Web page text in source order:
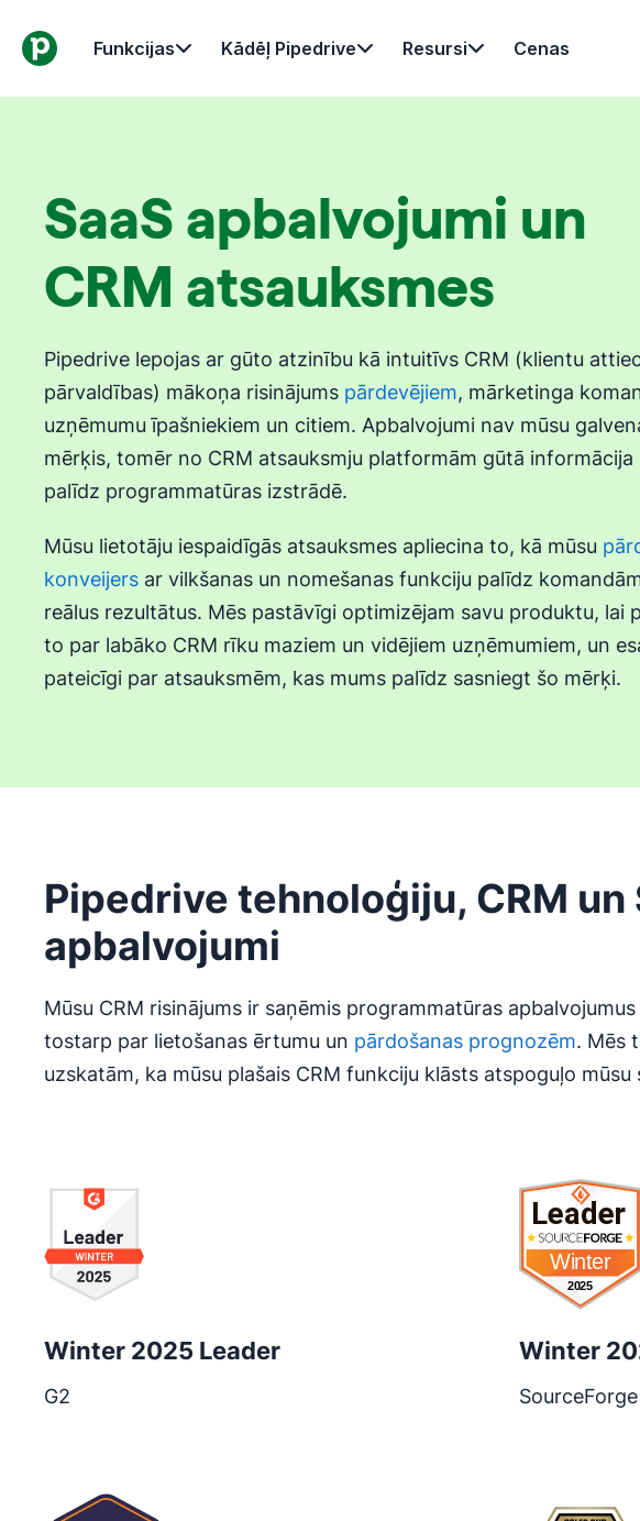
Funkcijas Kādēļ Pipedrive Resursi Cenas
SaaS apbalvojumi un
CRM atsauksmes
Pipedrive lepojas ar gūto atzinību kā intuitīvs CRM (klientu
pārvaldības) mākoņa risinājums pārdevējiem, mārketinga
uzņēmumu īpašniekiem un citiem. Apbalvojumi nav mūsu
mērķis, tomēr no CRM atsauksmju platformām gūtā informācija
palīdz programmatūras izstrādē.
Mūsu lietotāju iespaidīgās atsauksmes apliecina to, kā mūsu
konveijers ar vilkšanas un nomešanas funkciju palīdz
reālus rezultātus. Mēs pastāvīgi optimizējam savu produktu, lai
to par labāko CRM rīku maziem un vidējiem uzņēmumiem, un
pateicīgi par atsauksmēm, kas mums palīdz sasniegt šo mērķi.
Pipedrive tehnoloģiju, CRM un
apbalvojumi
Mūsu CRM risinājums ir saņēmis programmatūras
tostarp par lietošanas ērtumu un pārdošanas prognozēm. Mēs
uzskatām, ka mūsu plašais CRM funkciju klāsts atspoguļo mūsu
Winter 2025 Leader
G2
Winter
SourceForge